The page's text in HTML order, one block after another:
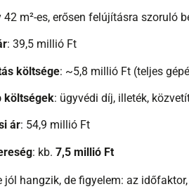
42 m²-es, erősen felújításra szoruló
: 39,5 millió Ft
költsége: ~5,8 millió Ft (teljes
költségek: ügyvédi díj, illeték,
ár: 54,9 millió Ft
: kb. 7,5 millió Ft
jól hangzik, de figyelem: az